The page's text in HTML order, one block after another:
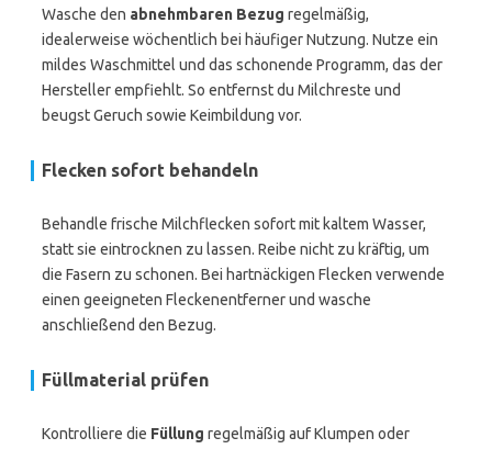
Wasche den abnehmbaren Bezug regelmäßig,
idealerweise wöchentlich bei häufiger Nutzung. Nutze ein
mildes Waschmittel und das schonende Programm, das der
Hersteller empfiehlt. So entfernst du Milchreste und
beugst Geruch sowie Keimbildung vor.
Flecken sofort behandeln
Behandle frische Milchflecken sofort mit kaltem Wasser,
statt sie eintrocknen zu lassen. Reibe nicht zu kräftig, um
die Fasern zu schonen. Bei hartnäckigen Flecken verwende
einen geeigneten Fleckenentferner und wasche
anschließend den Bezug.
Füllmaterial prüfen
Kontrolliere die Füllung regelmäßig auf Klumpen oder